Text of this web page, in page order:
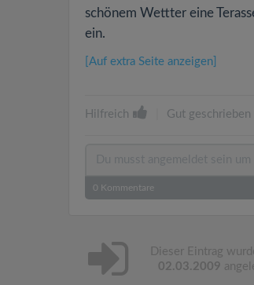
schönem Wettter eine
ein.
[Auf extra Seite anzeigen]
Hilfreich Gut geschrieben
0 Kommentare
Dieser Eintrag
02.03.2009